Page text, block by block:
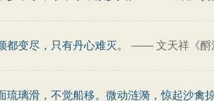
都变尽，只有丹心难灭。 —— 文天祥《酹
琉璃滑，不觉船移。微动涟漪，惊起沙禽掠